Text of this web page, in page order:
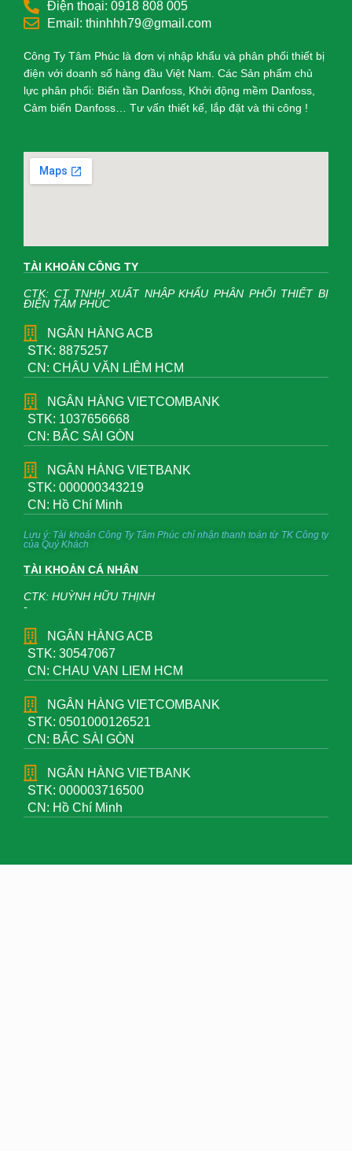
Điện thoại: 0918 808 005
Email: thinhhh79@gmail.com
Công Ty Tâm Phúc là đơn vị nhập khẩu và phân phối thiết bị
điện với doanh số hàng đầu Việt Nam. Các Sản phẩm chủ
lực phân phối: Biến tần Danfoss, Khởi động mềm Danfoss,
Cảm biến Danfoss… Tư vấn thiết kế, lắp đặt và thi công !
TÀI KHOẢN CÔNG TY
CTK: CT TNHH XUẤT NHẬP KHẨU PHÂN PHỐI THIẾT BỊ
ĐIỆN TÂM PHÚC
NGÂN HÀNG ACB
STK: 8875257
CN: CHÂU VĂN LIÊM HCM
NGÂN HÀNG VIETCOMBANK
STK: 1037656668
CN: BẮC SÀI GÒN
NGÂN HÀNG VIETBANK
STK: 000000343219
CN: Hồ Chí Minh
Lưu ý: Tài khoản Công Ty Tâm Phúc chỉ nhận thanh toán từ TK Công ty
của Quý Khách
TÀI KHOẢN CÁ NHÂN
CTK: HUỲNH HỮU THỊNH
-
NGÂN HÀNG ACB
STK: 30547067
CN: CHAU VAN LIEM HCM
NGÂN HÀNG VIETCOMBANK
STK: 0501000126521
CN: BẮC SÀI GÒN
NGÂN HÀNG VIETBANK
STK: 000003716500
CN: Hồ Chí Minh